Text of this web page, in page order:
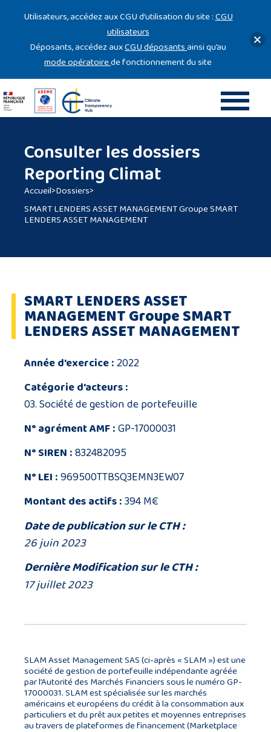
Consulter les dossiers
Reporting Climat
Accueil>Dossiers>
SMART LENDERS ASSET MANAGEMENT Groupe SMART
LENDERS ASSET MANAGEMENT
SMART LENDERS ASSET
MANAGEMENT Groupe SMART
LENDERS ASSET MANAGEMENT
Année d'exercice :2022
Catégorie d'acteurs :
03. Société de gestion de portefeuille
N° agrément AMF :GP-17000031
N° SIREN :832482095
N° LEI :969500TTBSQ3EMN3EW07
Montant des actifs :394 M€
Date de publication sur le CTH :
26 juin 2023
Dernière Modification sur le CTH :
17 juillet 2023
SLAM Asset Management SAS (ci-après « SLAM ») est une
société de gestion de portefeuille indépendante agréée
par l’Autorité des Marchés Financiers sous le numéro GP-
17000031. SLAM est spécialisée sur les marchés
américains et européens du crédit à la consommation aux
particuliers et du prêt aux petites et moyennes entreprises
au travers de plateformes de financement (Marketplace
Utilisateurs, accédez aux CGU d’utilisation du site :CGU
utilisateurs
Déposants, accédez auxCGU déposantsainsi qu’au
mode opératoirede fonctionnement du site